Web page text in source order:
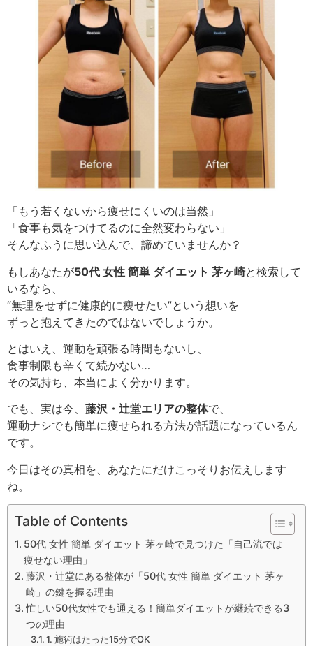
「もう若くないから痩せにくいのは当然」
「食事も気をつけてるのに全然変わらない」
そんなふうに思い込んで、諦めていませんか？
もしあなたが50代 女性 簡単 ダイエット 茅ヶ崎と検索して
いるなら、
“無理をせずに健康的に痩せたい”という想いを
ずっと抱えてきたのではないでしょうか。
とはいえ、運動を頑張る時間もないし、
食事制限も辛くて続かない…
その気持ち、本当によく分かります。
でも、実は今、 藤沢・辻堂エリアの整体で、
運動ナシでも簡単に痩せられる方法が話題になっているん
です。
今日はその真相を、あなたにだけこっそりお伝えします
ね。
Table of Contents
50代 女性 簡単 ダイエット 茅ヶ崎で見つけた「自己流では
痩せない理由」
藤沢・辻堂にある整体が「50代 女性 簡単 ダイエット 茅ヶ
崎」の鍵を握る理由
忙しい50代女性でも通える！簡単ダイエットが継続できる3
つの理由
1. 施術はたった15分でOK